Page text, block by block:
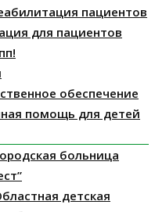
пациентов
для пациентов
обеспечение
помощь для детей
больница
детская